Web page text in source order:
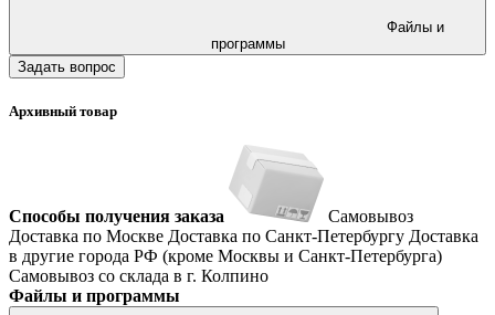
программы
Задать вопрос
Архивный товар
Способы получения заказа
Самовывоз
Доставка по Москве Доставка по Санкт-Петербургу Доставка
в другие города РФ (кроме Москвы и Санкт-Петербурга)
Самовывоз со склада в г. Колпино
Файлы и программы